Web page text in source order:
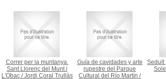
Correr per la muntanya.
Sant Llorenç del Munt i
L'Obac/Jordi Coral Trullàs
Guía de cavidades y arte
rupestre del Parque
Cultural del Río Martín /
Seduït